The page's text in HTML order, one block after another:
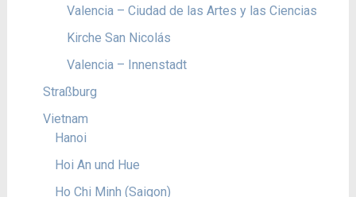
Valencia – Ciudad de las Artes y las Ciencias
Kirche San Nicolás
Valencia – Innenstadt
Straßburg
Vietnam
Hanoi
Hoi An und Hue
Ho Chi Minh (Saigon)